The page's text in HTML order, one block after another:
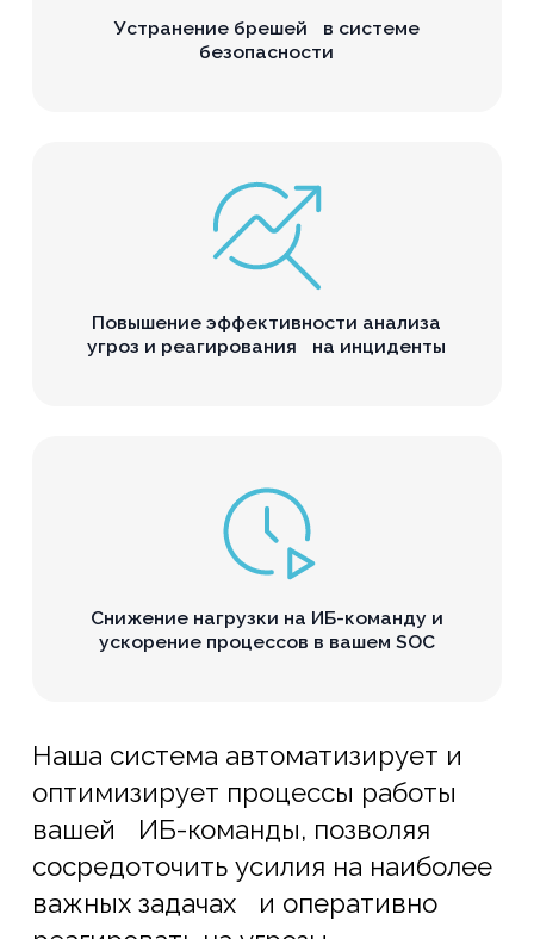
Устранение брешей в системе
безопасности
Повышение эффективности анализа
угроз и реагирования на инциденты
Снижение нагрузки на ИБ-команду и
ускорение процессов в вашем SOC
Наша система автоматизирует и
оптимизирует процессы работы
вашей ИБ-команды, позволяя
сосредоточить усилия на наиболее
важных задачах и оперативно